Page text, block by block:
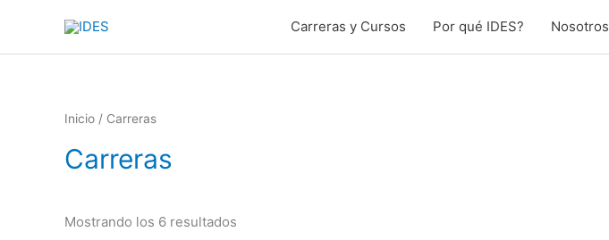
contenido
Carreras y Cursos Por qué IDES? Nosotros
Inicio / Carreras
Carreras
Mostrando los 6 resultados